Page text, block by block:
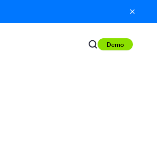
Demo